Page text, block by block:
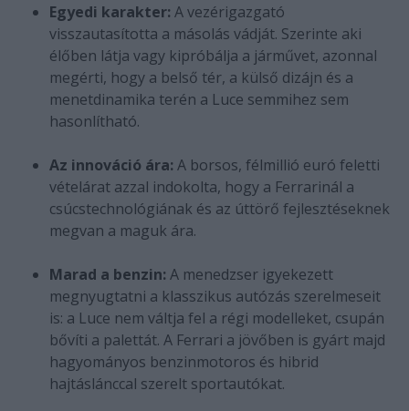
Egyedi karakter: A vezérigazgató
visszautasította a másolás vádját. Szerinte aki
élőben látja vagy kipróbálja a járművet, azonnal
megérti, hogy a belső tér, a külső dizájn és a
menetdinamika terén a Luce semmihez sem
hasonlítható.
Az innováció ára: A borsos, félmillió euró feletti
vételárat azzal indokolta, hogy a Ferrarinál a
csúcstechnológiának és az úttörő fejlesztéseknek
megvan a maguk ára.
Marad a benzin: A menedzser igyekezett
megnyugtatni a klasszikus autózás szerelmeseit
is: a Luce nem váltja fel a régi modelleket, csupán
bővíti a palettát. A Ferrari a jövőben is gyárt majd
hagyományos benzinmotoros és hibrid
hajtáslánccal szerelt sportautókat.